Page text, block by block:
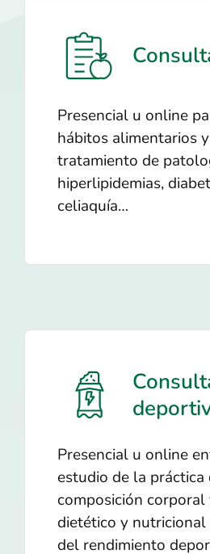
Presencial u online
hábitos alimentarios
tratamiento de
hiperlipidemias,
celiaquía…
Presencial u online
estudio de la
composición
dietético y nutricional
del rendimiento